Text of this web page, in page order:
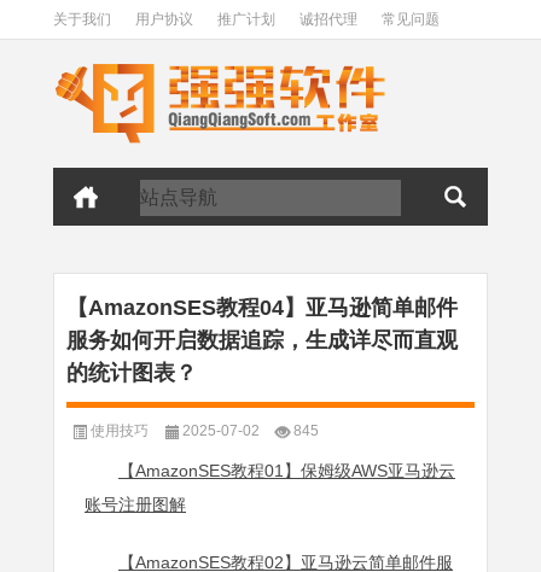
关于我们 用户协议 推广计划 诚招代理 常见问题
【AmazonSES教程04】亚马逊简单邮件
服务如何开启数据追踪，生成详尽而直观
的统计图表？
使用技巧 2025-07-02 845
【AmazonSES教程01】保姆级AWS亚马逊云
账号注册图解
【AmazonSES教程02】亚马逊云简单邮件服